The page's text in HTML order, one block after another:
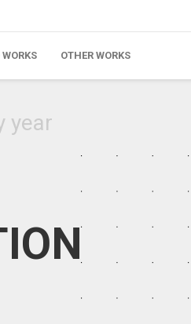
OTHER WORKS
year